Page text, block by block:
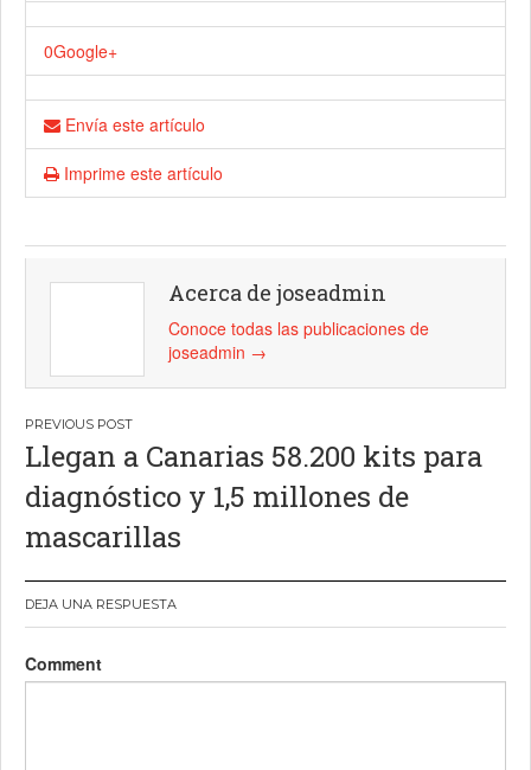
0Google+
Envía este artículo
Imprime este artículo
Acerca de joseadmin
Conoce todas las publicaciones de
joseadmin →
Navegación
de
entradas
Llegan a Canarias 58.200 kits para
diagnóstico y 1,5 millones de
mascarillas
DEJA UNA RESPUESTA
Comment